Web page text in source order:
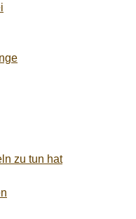
zu tun hat